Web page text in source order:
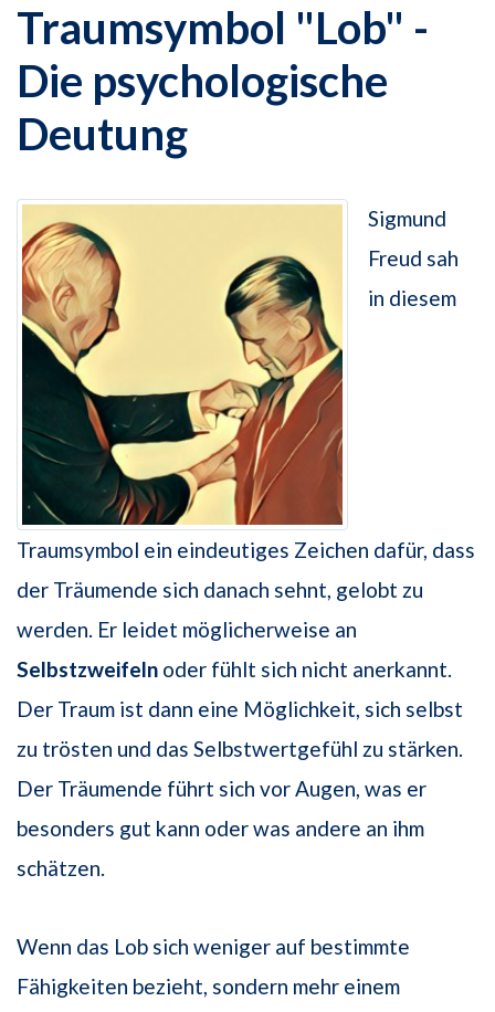
Traumsymbol "Lob" -
Die psychologische
Deutung
Sigmund
Freud sah
in diesem
Traumsymbol ein eindeutiges Zeichen dafür, dass
der Träumende sich danach sehnt, gelobt zu
werden. Er leidet möglicherweise an
Selbstzweifeln oder fühlt sich nicht anerkannt.
Der Traum ist dann eine Möglichkeit, sich selbst
zu trösten und das Selbstwertgefühl zu stärken.
Der Träumende führt sich vor Augen, was er
besonders gut kann oder was andere an ihm
schätzen.
Wenn das Lob sich weniger auf bestimmte
Fähigkeiten bezieht, sondern mehr einem